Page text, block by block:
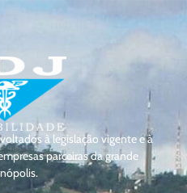
à legislação vigente e à
parceiras da grande